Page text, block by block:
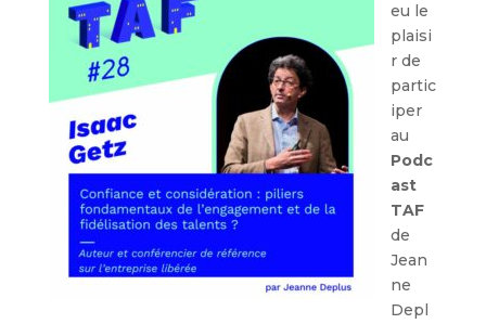
eu le
plaisi
r de
partic
iper
au
Podc
ast
TAF
de
Jean
ne
Depl